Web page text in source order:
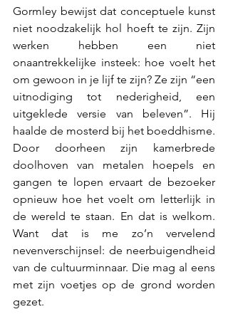
Gormley bewijst dat conceptuele kunst
niet noodzakelijk hol hoeft te zijn. Zijn
werken hebben een niet
onaantrekkelijke insteek: hoe voelt het
om gewoon in je lijf te zijn? Ze zijn “een
uitnodiging tot nederigheid, een
uitgeklede versie van beleven”. Hij
haalde de mosterd bij het boeddhisme.
Door doorheen zijn kamerbrede
doolhoven van metalen hoepels en
gangen te lopen ervaart de bezoeker
opnieuw hoe het voelt om letterlijk in
de wereld te staan. En dat is welkom.
Want dat is me zo’n vervelend
nevenverschijnsel: de neerbuigendheid
van de cultuurminnaar. Die mag al eens
met zijn voetjes op de grond worden
gezet.